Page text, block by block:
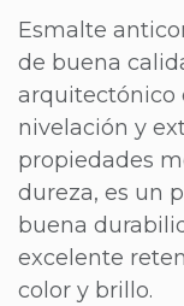
Esmalte
de buena
arquitectónico
nivelación y
propiedades
dureza, es un
buena
excelente
color y brillo.